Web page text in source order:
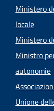
Ministero
locale
Ministero
Ministro
autonomie
Unione